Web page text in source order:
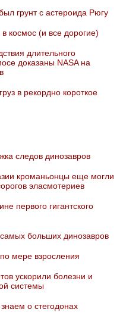
грунт с астероида Рюгу
космос (и все дорогие)
длительного
доказаны NASA на
в рекордно короткое
следов динозавров
кроманьонцы еще могли
эласмотериев
первого гигантского
больших динозавров
мере взросления
ускорили болезни и
системы
о стегодонах